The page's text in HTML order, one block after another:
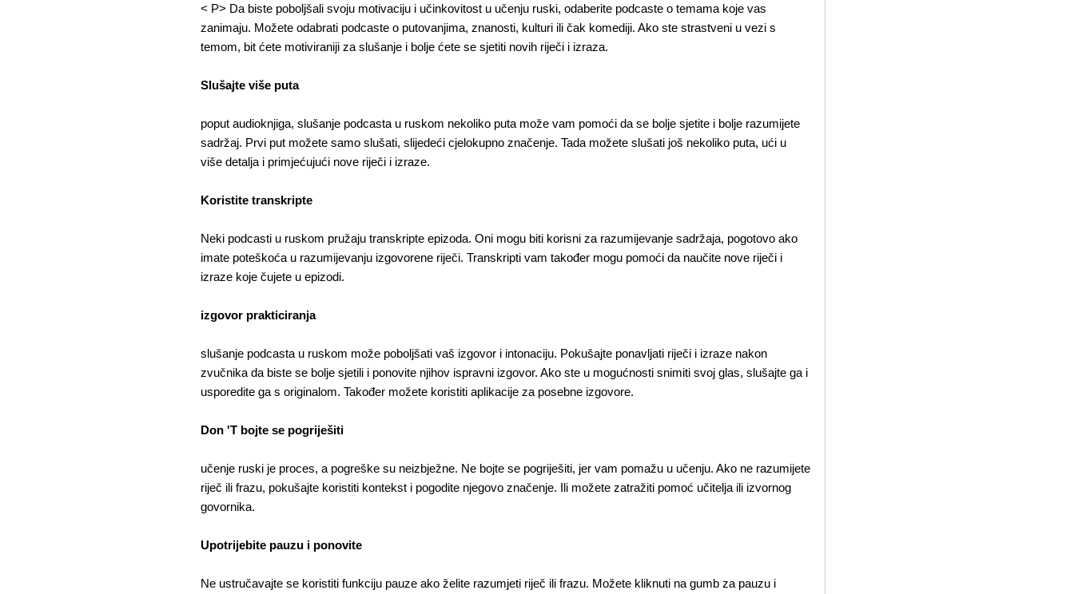
< P> Da biste poboljšali svoju motivaciju i učinkovitost u učenju ruski, odaberite podcaste o temama koje vas
zanimaju. Možete odabrati podcaste o putovanjima, znanosti, kulturi ili čak komediji. Ako ste strastveni u vezi s
temom, bit ćete motiviraniji za slušanje i bolje ćete se sjetiti novih riječi i izraza.
Slušajte više puta
poput audioknjiga, slušanje podcasta u ruskom nekoliko puta može vam pomoći da se bolje sjetite i bolje razumijete
sadržaj. Prvi put možete samo slušati, slijedeći cjelokupno značenje. Tada možete slušati još nekoliko puta, ući u
više detalja i primjećujući nove riječi i izraze.
Koristite transkripte
Neki podcasti u ruskom pružaju transkripte epizoda. Oni mogu biti korisni za razumijevanje sadržaja, pogotovo ako
imate poteškoća u razumijevanju izgovorene riječi. Transkripti vam također mogu pomoći da naučite nove riječi i
izraze koje čujete u epizodi.
izgovor prakticiranja
slušanje podcasta u ruskom može poboljšati vaš izgovor i intonaciju. Pokušajte ponavljati riječi i izraze nakon
zvučnika da biste se bolje sjetili i ponovite njihov ispravni izgovor. Ako ste u mogućnosti snimiti svoj glas, slušajte ga i
usporedite ga s originalom. Također možete koristiti aplikacije za posebne izgovore.
Don 'T bojte se pogriješiti
učenje ruski je proces, a pogreške su neizbježne. Ne bojte se pogriješiti, jer vam pomažu u učenju. Ako ne razumijete
riječ ili frazu, pokušajte koristiti kontekst i pogodite njegovo značenje. Ili možete zatražiti pomoć učitelja ili izvornog
govornika.
Upotrijebite pauzu i ponovite
Ne ustručavajte se koristiti funkciju pauze ako želite razumjeti riječ ili frazu. Možete kliknuti na gumb za pauzu i